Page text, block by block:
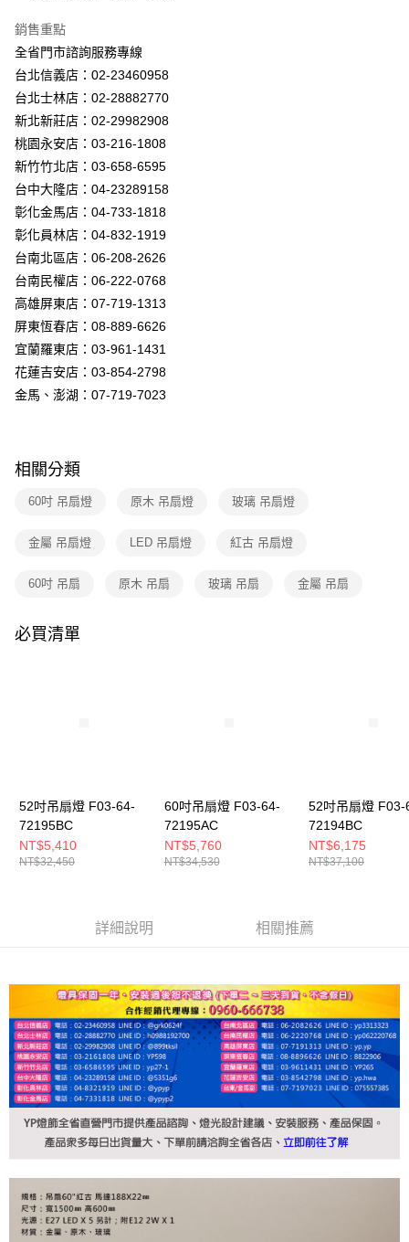
全盈+PAY
AFTEE先享後付
相關說明
【關於「AFTEE先享後付」】
AFTEE先享後付是「在收到商品之後才付款」的支付方式。 讓您購物簡單
便利好安心！
１．簡單：不需註冊會員、不需綁卡、不需儲值。
２．便利：只要手機號碼，簡訊認證，即可結帳。
【「AFTEE先享後付」結帳流程】
１．於結帳方式選擇「AFTEE先享後付」後，將跳轉至「AFTEE先享後付」
結帳頁面，進行簡訊認證並確認金額後，即可完成結帳。
２．訂單成立數日內，您將收到繳費通知簡訊。
３．收到繳費通知簡訊後14天內，點擊此簡訊中的連結，可透過四大超商／
ATM／網路銀行／等多元方式進行付款，方視為交易完成。
※ 請注意：結帳手續完成當下不需立刻繳費，但若您需要取消訂單，請聯絡
購買商品的店家。未經商家同意取消之訂單仍視為有效，需透過AFTEE先享
後付繳納相關費用。
是否繳費成功／繳費後需取消欲退款等相關疑問，請聯繫「AFTEE先享後付
客戶支援中心」https://netprotections.freshdesk.com/support/home
易，需依本服務之必要範圍內提供個人資料，並將交易相關給付款項請求債
權轉讓予恩沛科技股份有限公司。
https://aftee.tw/terms/#terms3
「AFTEE先享後付」，若未經同意申辦者引起之損失，本公司不負相關責
時審查核予不同之上限額度；若仍有額度不足之情形，本公司將視審查結果
５．嚴禁一人註冊多個帳號或使用他人資訊註冊。若發現惡意使用之情形，
恩沛科技股份有限公司將有權停止該用戶之使用額度並採取法律行動。
新竹貨運宅配
每筆NT$180，滿NT$5,000(含以上)免運費
銷售重點
全省門市諮詢服務專線
台北信義店：02-23460958
台北士林店：02-28882770
新北新莊店：02-29982908
桃園永安店：03-216-1808
新竹竹北店：03-658-6595
台中大隆店：04-23289158
彰化金馬店：04-733-1818
彰化員林店：04-832-1919
台南北區店：06-208-2626
台南民權店：06-222-0768
高雄屏東店：07-719-1313
屏東恆春店：08-889-6626
宜蘭羅東店：03-961-1431
花蓮吉安店：03-854-2798
金馬、澎湖：07-719-7023
相關分類
60吋 吊扇燈 原木 吊扇燈 玻璃 吊扇燈
金屬 吊扇燈 LED 吊扇燈 紅古 吊扇燈
60吋 吊扇 原木 吊扇 玻璃 吊扇 金屬 吊扇
必買清單
52吋吊扇燈 F03-64-
72195BC
NT$5,410
NT$32,450
60吋吊扇燈 F03-64-
72195AC
NT$5,760
NT$34,530
52吋吊扇燈 F03-
72194BC
NT$6,175
NT$37,100
詳細說明 相關推薦